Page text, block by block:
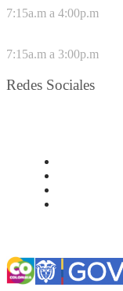
7:15a.m a 4:00p.m
7:15a.m a 3:00p.m
Redes Sociales